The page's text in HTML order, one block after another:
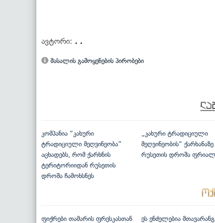
ავტორი: . .
მასალის გამოყენების პირობები
კომპანია “კახური
ტრადიციული მეღვინეობა”
აცხადებს, რომ ქარხნის
ტერიტორიიდან რუსეთის
დროშა ჩამოხსნეს
„კახური ტრადიციული
მეღვინეობის“ ქარხანაზე
რუსეთის დროშა
ფიქრები თამარის ფრესკასთან ეს ენძელებია